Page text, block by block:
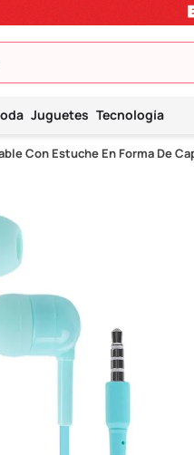
Juguetes Tecnología
Con Estuche En Forma De